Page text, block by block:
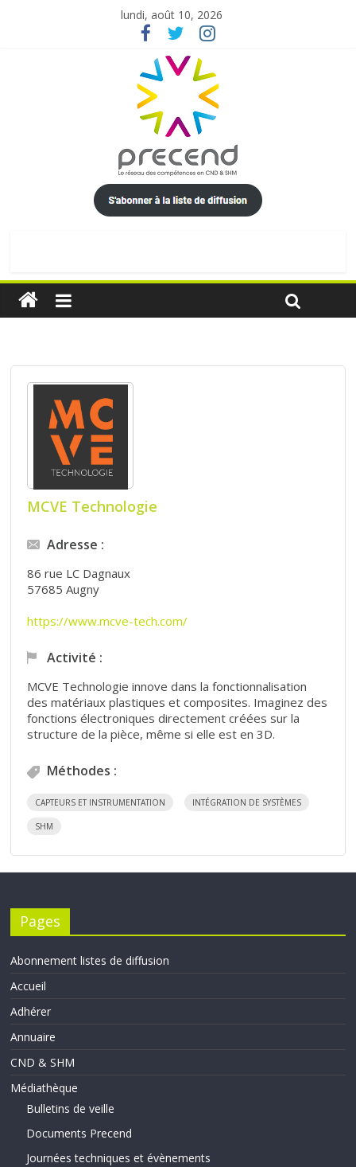
lundi, août 10, 2026
MCVE Technologie
Adresse :
86 rue LC Dagnaux
57685 Augny
https://www.mcve-tech.com/
Activité :
MCVE Technologie innove dans la fonctionnalisation
des matériaux plastiques et composites. Imaginez des
fonctions électroniques directement créées sur la
structure de la pièce, même si elle est en 3D.
Méthodes :
CAPTEURS ET INSTRUMENTATION INTÉGRATION DE SYSTÈMES
SHM
Pages
Abonnement listes de diffusion
Accueil
Adhérer
Annuaire
CND & SHM
Médiathèque
Bulletins de veille
Documents Precend
Journées techniques et évènements